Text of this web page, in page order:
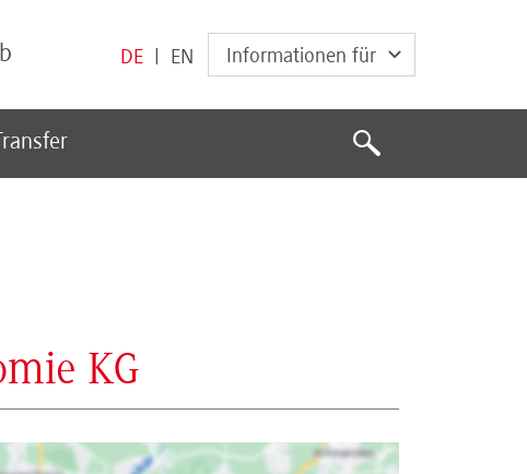
DE EN Informationen für
Suche
Suche
KG